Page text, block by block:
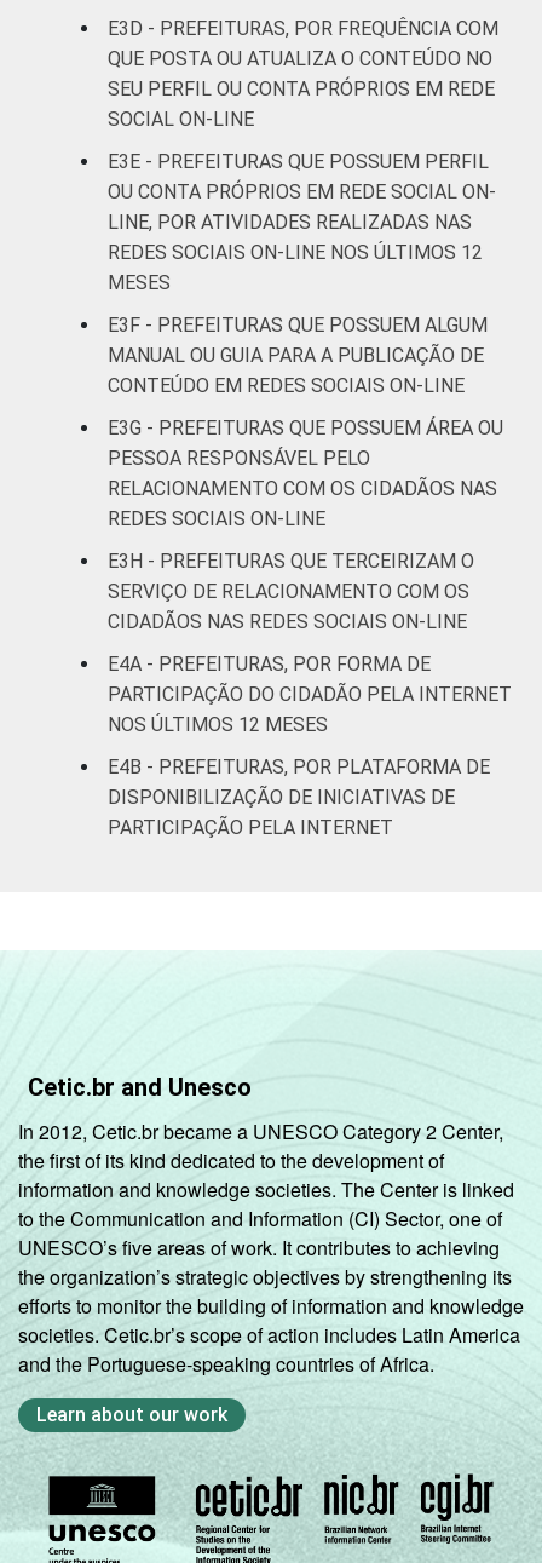
E3D - PREFEITURAS, POR FREQUÊNCIA COM
QUE POSTA OU ATUALIZA O CONTEÚDO NO
SEU PERFIL OU CONTA PRÓPRIOS EM REDE
SOCIAL ON-LINE
E3E - PREFEITURAS QUE POSSUEM PERFIL
OU CONTA PRÓPRIOS EM REDE SOCIAL ON-
LINE, POR ATIVIDADES REALIZADAS NAS
REDES SOCIAIS ON-LINE NOS ÚLTIMOS 12
MESES
E3F - PREFEITURAS QUE POSSUEM ALGUM
MANUAL OU GUIA PARA A PUBLICAÇÃO DE
CONTEÚDO EM REDES SOCIAIS ON-LINE
E3G - PREFEITURAS QUE POSSUEM ÁREA OU
PESSOA RESPONSÁVEL PELO
RELACIONAMENTO COM OS CIDADÃOS NAS
REDES SOCIAIS ON-LINE
E3H - PREFEITURAS QUE TERCEIRIZAM O
SERVIÇO DE RELACIONAMENTO COM OS
CIDADÃOS NAS REDES SOCIAIS ON-LINE
E4A - PREFEITURAS, POR FORMA DE
PARTICIPAÇÃO DO CIDADÃO PELA INTERNET
NOS ÚLTIMOS 12 MESES
E4B - PREFEITURAS, POR PLATAFORMA DE
DISPONIBILIZAÇÃO DE INICIATIVAS DE
PARTICIPAÇÃO PELA INTERNET
Cetic.br and Unesco
In 2012, Cetic.br became a UNESCO Category 2 Center,
the first of its kind dedicated to the development of
information and knowledge societies. The Center is linked
to the Communication and Information (CI) Sector, one of
UNESCO’s five areas of work. It contributes to achieving
the organization’s strategic objectives by strengthening its
efforts to monitor the building of information and knowledge
societies. Cetic.br’s scope of action includes Latin America
and the Portuguese-speaking countries of Africa.
Learn about our work